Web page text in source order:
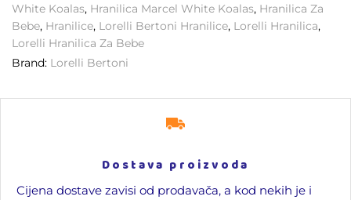
White Koalas, Hranilica Marcel White Koalas, Hranilica Za
Bebe, Hranilice, Lorelli Bertoni Hranilice, Lorelli Hranilica,
Lorelli Hranilica Za Bebe
Brand: Lorelli Bertoni
Dostava proizvoda
Cijena dostave zavisi od prodavača, a kod nekih je i